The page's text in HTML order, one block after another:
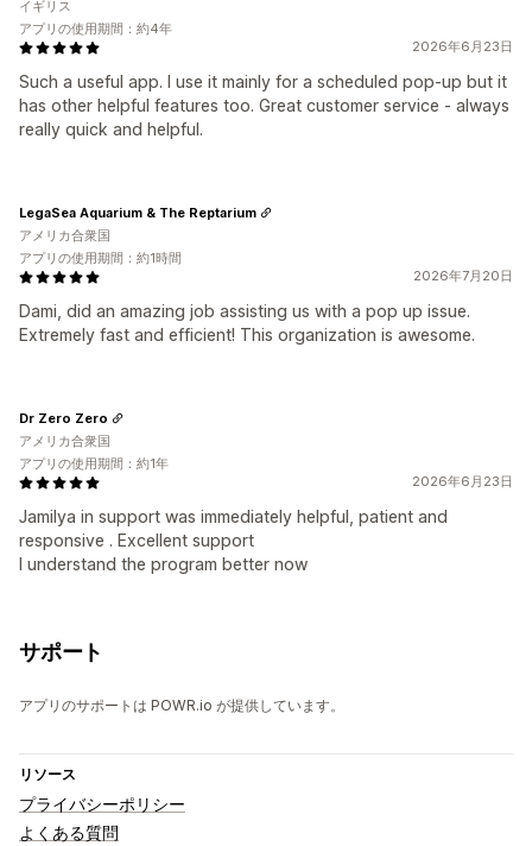
2026年6月23日
Such a useful app. I use it mainly for a scheduled pop-up but it
has other helpful features too. Great customer service - always
really quick and helpful.
イギリス
アプリの使用期間：約4年
2026年7月20日
Dami, did an amazing job assisting us with a pop up issue.
Extremely fast and efficient! This organization is awesome.
LegaSea Aquarium & The Reptarium
アメリカ合衆国
アプリの使用期間：約1時間
2026年6月23日
Jamilya in support was immediately helpful, patient and
responsive . Excellent support
I understand the program better now
Dr Zero Zero
アメリカ合衆国
アプリの使用期間：約1年
サポート
アプリのサポートは POWR.io が提供しています。
リソース
プライバシーポリシー
よくある質問